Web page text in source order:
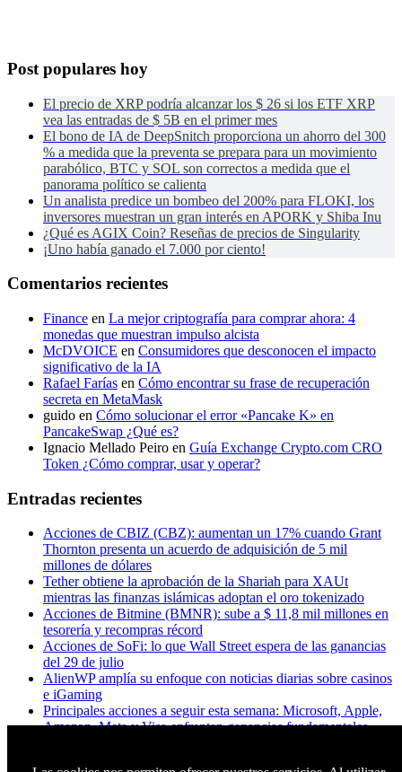
Post populares hoy
El precio de XRP podría alcanzar los $ 26 si los ETF XRP
vea las entradas de $ 5B en el primer mes
El bono de IA de DeepSnitch proporciona un ahorro del 300
% a medida que la preventa se prepara para un movimiento
parabólico, BTC y SOL son correctos a medida que el
panorama político se calienta
Un analista predice un bombeo del 200% para FLOKI, los
inversores muestran un gran interés en APORK y Shiba Inu
¿Qué es AGIX Coin? Reseñas de precios de Singularity
¡Uno había ganado el 7.000 por ciento!
Comentarios recientes
Finance en La mejor criptografía para comprar ahora: 4
monedas que muestran impulso alcista
McDVOICE en Consumidores que desconocen el impacto
significativo de la IA
Rafael Farías en Cómo encontrar su frase de recuperación
secreta en MetaMask
guido en Cómo solucionar el error «Pancake K» en
PancakeSwap ¿Qué es?
Ignacio Mellado Peiro en Guía Exchange Crypto.com CRO
Token ¿Cómo comprar, usar y operar?
Entradas recientes
Acciones de CBIZ (CBZ): aumentan un 17% cuando Grant
Thornton presenta un acuerdo de adquisición de 5 mil
millones de dólares
Tether obtiene la aprobación de la Shariah para XAUt
mientras las finanzas islámicas adoptan el oro tokenizado
Acciones de Bitmine (BMNR): sube a $ 11,8 mil millones en
tesorería y recompras récord
Acciones de SoFi: lo que Wall Street espera de las ganancias
del 29 de julio
AlienWP amplía su enfoque con noticias diarias sobre casinos
e iGaming
Principales acciones a seguir esta semana: Microsoft, Apple,
Amazon, Meta y Visa enfrentan ganancias fundamentales